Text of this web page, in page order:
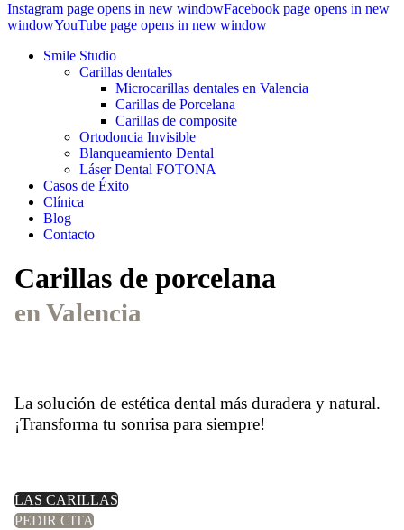
Instagram page opens in new windowFacebook page opens in new
windowYouTube page opens in new window
Smile Studio
Carillas dentales
Microcarillas dentales en Valencia
Carillas de Porcelana
Carillas de composite
Ortodoncia Invisible
Blanqueamiento Dental
Láser Dental FOTONA
Casos de Éxito
Clínica
Blog
Contacto
Carillas de porcelana
en Valencia
La solución de estética dental más duradera y natural.
¡Transforma tu sonrisa para siempre!
LAS CARILLAS
PEDIR CITA